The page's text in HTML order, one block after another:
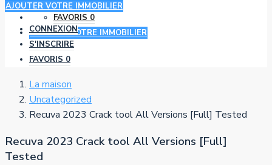
FAVORIS 0
AJOUTER VOTRE IMMOBILIER
AJOUTER VOTRE IMMOBILIER
CONNEXION
S'INSCRIRE
FAVORIS 0
La maison
Uncategorized
Recuva 2023 Crack tool All Versions [Full] Tested
Recuva 2023 Crack tool All Versions [Full]
Tested